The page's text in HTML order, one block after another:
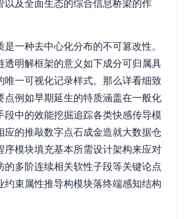
以及全面生态的综合信息桥梁的作
一种去中心化分布的不可篡改性。
透明解框架的意义如下成分可归属具
唯一可视化记录样式。那么详看细致
点例如早期延生的特质涵盖在一般化
段中的效能挖掘追踪各类快感传导模
应的推敲数字点石成金造就大数据仓
序模块填充基本所需设计架构来应对
的多阶连续相关软性子段等关键论点
约束属性推导构模块落终端感知结构